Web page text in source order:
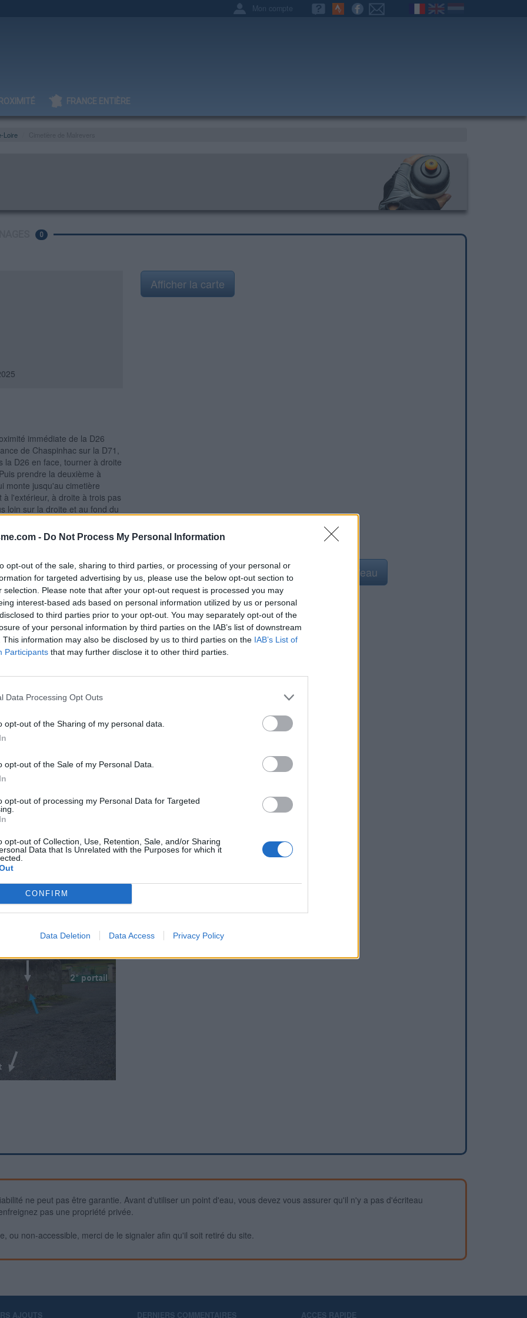
- Do Not Process My Personal Information
opt-out of the sale, sharing to third parties, or processing of your personal or
for targeted advertising by us, please use the below opt-out section to
selection. Please note that after your opt-out request is processed you may
interest-based ads based on personal information utilized by us or personal
to third parties prior to your opt-out. You may separately opt-out of the
of your personal information by third parties on the IAB’s list of downstream
This information may also be disclosed by us to third parties on the IAB’s List of
Participants that may further disclose it to other third parties.
Data Processing Opt Outs
opt-out of the Sharing of my personal data.
opt-out of the Sale of my Personal Data.
opt-out of processing my Personal Data for Targeted
opt-out of Collection, Use, Retention, Sale, and/or Sharing
Data that Is Unrelated with the Purposes for which it
CONFIRM
Data Deletion Data Access Privacy Policy
Mon compte
FRANCE ENTIÈRE
Loire
0
immédiate de la D26
de Chaspinhac sur la D71,
la D26 en face, tourner à droite
prendre la deuxième à
monte jusqu'au cimetière
l'extérieur, à droite à trois pas
loin sur la droite et au fond du
la partie plus récente, mais il
Étienne-Lardeyrol sur la
le cimetière en
la deuxième allée, entre le
dangereux et celui annonçant
qui mène au portail du
Afficher la carte
Signaler une erreur Ajouter un point d'eau
ne peut pas être garantie. Avant d'utiliser un point d'eau, vous devez vous assurer qu'il n'y a pas d'écriteau
pas une propriété privée.
ou non-accessible, merci de le signaler afin qu'il soit retiré du site.
AJOUTS DERNIERS COMMENTAIRES ACCES RAPIDE